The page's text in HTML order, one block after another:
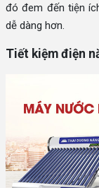
đó đem đến tiện
dễ dàng hơn.
Tiết kiệm điện